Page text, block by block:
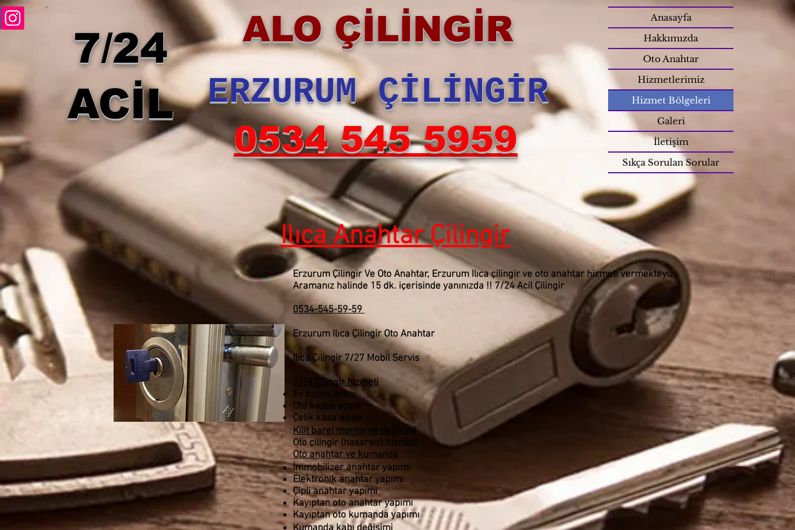
7/24
ACİL
ALO ÇİLİNGİR
ERZURUM ÇİLİNGİR
0534 545 5959
Anasayfa
Hakkımızda
Oto Anahtar
Hizmetlerimiz
Hizmet Bölgeleri
Galeri
İletişim
Sıkça Sorulan Sorular
Ilıca Anahtar Çilingir
Erzurum Çilingir Ve Oto Anahtar, Erzurum Ilıca çilingir ve oto anahtar hizmeti vermekteyiz.
Aramanız halinde 15 dk. içerisinde yanınızda !! 7/24 Acil Çilingir
0534-545-59-59
Erzurum Ilıca Çilingir Oto Anahtar
Ilıca Çilingir 7/27 Mobil Servis
7/24 Çilingir hizmeti
Ev kapısı açımı
Oto kapısı açımı
Çelik kasa açımı
Kilit barel montaj ve değişimi
Oto çilingir (hasarsız) hizmeti
Oto anahtar ve kumanda
İmmobilizer anahtar yapımı
Elektronik anahtar yapımı
Çipli anahtar yapımı
Kayıptan oto anahtar yapımı
Kayıptan oto kumanda yapımı